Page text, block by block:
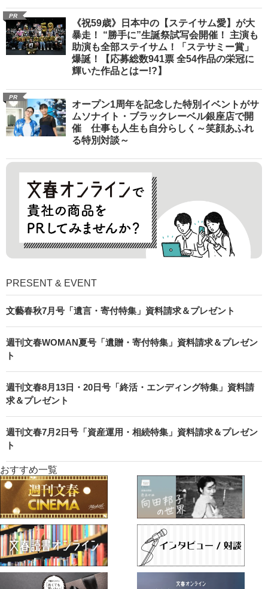
PR
《祝59歳》日本中の【ステイサム愛】が大
暴走！ “勝手に”生誕祭試写会開催！ 主演も
助演も全部ステイサム！「ステサミー賞」
爆誕！【応募総数941票 全54作品の栄冠に
輝いた作品とはー!?】
PR
オープン1周年を記念した特別イベントがサ
ムソナイト・ブラックレーベル銀座店で開
催 仕事も人生も自分らしく～笑顔あふれ
る特別対談～
PRESENT & EVENT
文藝春秋7月号「遺言・寄付特集」資料請求＆プレゼント
週刊文春WOMAN夏号「遺贈・寄付特集」資料請求＆プレゼン
ト
週刊文春8月13日・20日号「終活・エンディング特集」資料請
求＆プレゼント
週刊文春7月2日号「資産運用・相続特集」資料請求＆プレゼン
ト
おすすめ一覧